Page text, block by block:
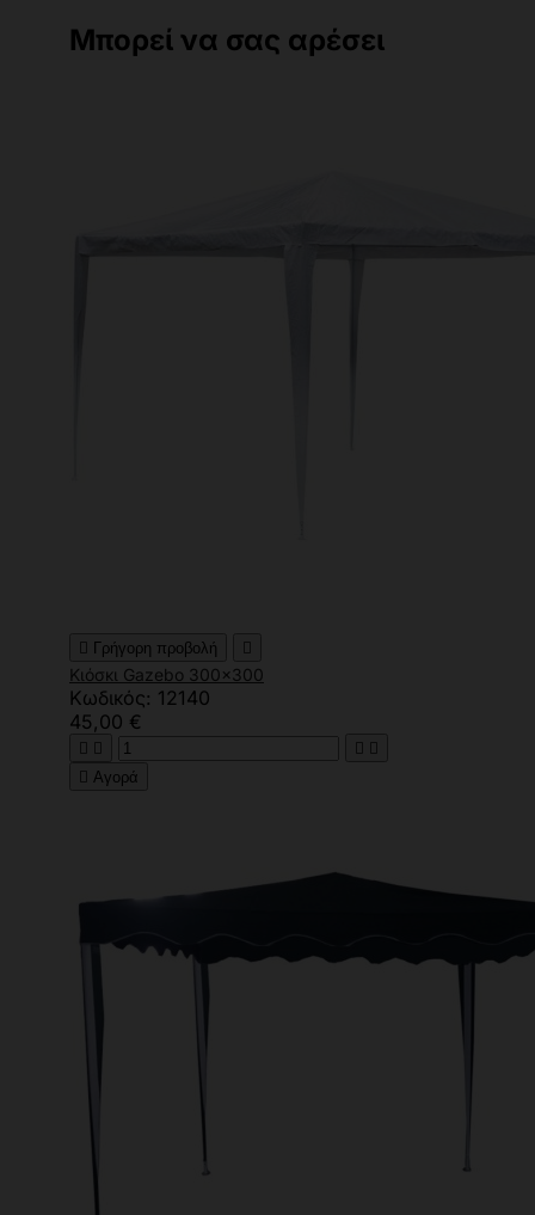
Μπορεί να σας αρέσει
 Γρήγορη προβολή 
Κιόσκι Gazebo 300x300
Κωδικός: 12140
45,00 €
   
 Αγορά